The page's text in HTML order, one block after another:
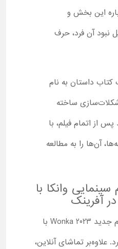
این بخش و
نبود آن فرد، حرف
داستان به نام
شکلات‌سازی ساخته
از اتمام فیلم، با
آن‌ها را به مطالعه
سینمایی وانکا با
آفرینک
در آفرینک امکان تماشا فیلم جدید Wonka 2023 با
علاوه‌بر تماشای آنلاین،